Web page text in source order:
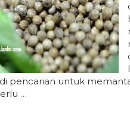
pencarian untuk
…